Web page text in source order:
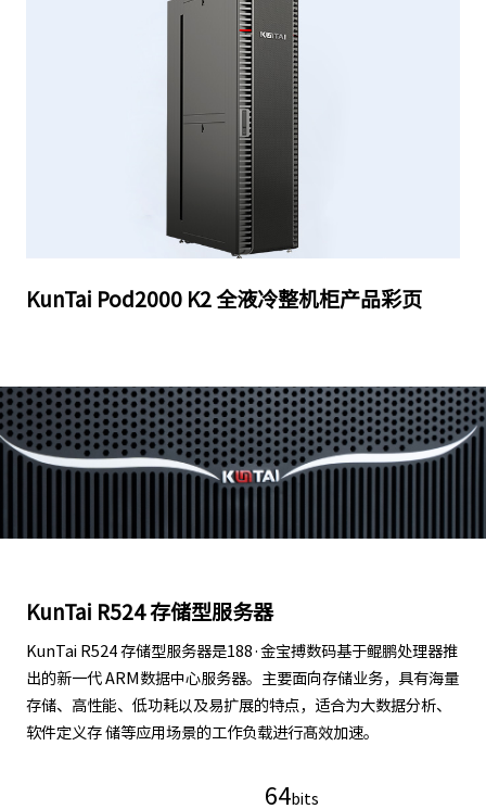
KunTai Pod2000 K2 全液冷整机柜产品彩页
KunTai R524 存储型服务器
KunTai R524 存储型服务器是188·金宝搏数码基于鲲鹏处理器推
出的新一代 ARM数据中心服务器。主要面向存储业务，具有海量
存储、高性能、低功耗以及易扩展的特点，适合为大数据分析、
软件定义存 储等应用场景的工作负载进行髙效加速。
64 bits